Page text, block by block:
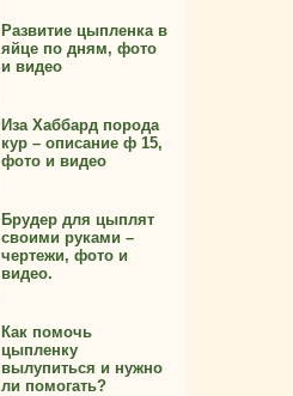
Развитие цыпленка в
яйце по дням, фото
и видео
Иза Хаббард порода
кур – описание ф 15,
фото и видео
Брудер для цыплят
своими руками –
чертежи, фото и
видео.
Как помочь
цыпленку
вылупиться и нужно
ли помогать?